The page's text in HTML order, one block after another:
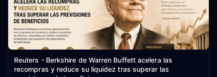
Reuters - Berkshire de Warren Buffett acelera las
recompras y reduce su liquidez tras superar las